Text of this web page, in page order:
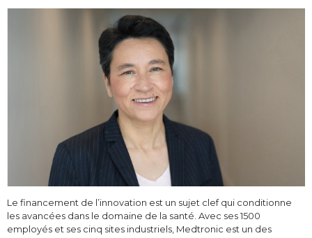
Le financement de l’innovation est un sujet clef qui conditionne
les avancées dans le domaine de la santé. Avec ses 1500
employés et ses cinq sites industriels, Medtronic est un des